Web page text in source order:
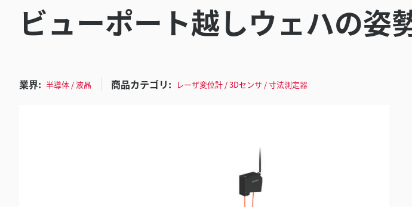
ビューポート越しウェハの姿
業界: 半導体 / 液晶 商品カテゴリ: レーザ変位計 / 3Dセンサ / 寸法測定器